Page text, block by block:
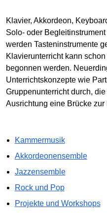
Klavier, Akkordeon,
Solo- oder
werden Tasteninstrumente
Klavierunterricht kann
begonnen werden.
Unterrichtskonzepte wie
Gruppenunterricht durch,
Ausrichtung eine Brücke
Kammermusik
Akkordeonensemble
Jazzensemble
Rock und Pop
Projekte und Workshops